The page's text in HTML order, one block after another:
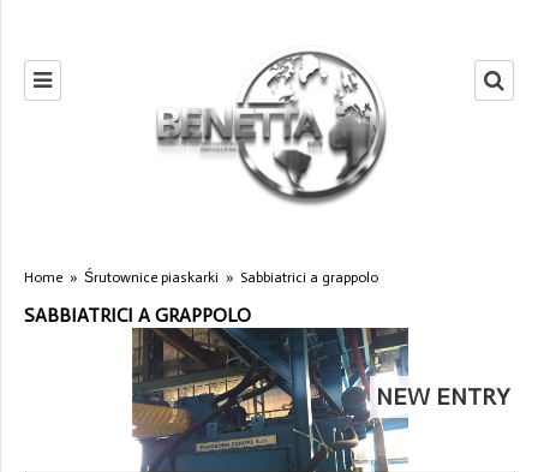
Home » Śrutownice piaskarki » Sabbiatrici a grappolo
SABBIATRICI A GRAPPOLO
NEW ENTRY